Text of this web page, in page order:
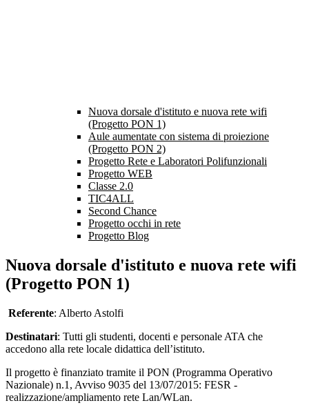
Nuova dorsale d'istituto e nuova rete wifi
(Progetto PON 1)
Aule aumentate con sistema di proiezione
(Progetto PON 2)
Progetto Rete e Laboratori Polifunzionali
Progetto WEB
Classe 2.0
TIC4ALL
Second Chance
Progetto occhi in rete
Progetto Blog
Nuova dorsale d'istituto e nuova rete wifi
(Progetto PON 1)
Referente: Alberto Astolfi
Destinatari: Tutti gli studenti, docenti e personale ATA che
accedono alla rete locale didattica dell’istituto.
Il progetto è finanziato tramite il PON (Programma Operativo
Nazionale) n.1, Avviso 9035 del 13/07/2015: FESR -
realizzazione/ampliamento rete Lan/WLan.